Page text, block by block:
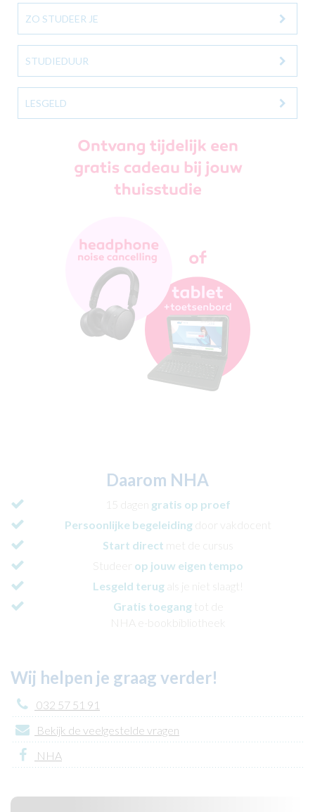
ZO STUDEER JE
STUDIEDUUR
LESGELD
Daarom NHA
15 dagen gratis op proef
Persoonlijke begeleiding door vakdocent
Start direct met de cursus
Studeer op jouw eigen tempo
Lesgeld terug als je niet slaagt!
Gratis toegangtot de
NHA e-bookbibliotheek
Wij helpen je graag verder!
032 57 51 91
Bekijk de veelgestelde vragen
NHA